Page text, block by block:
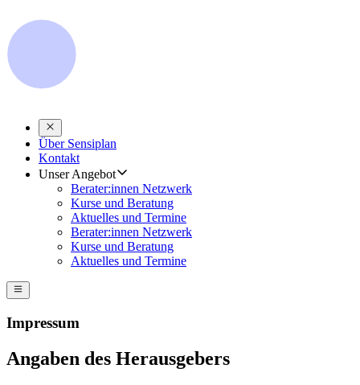
Über Sensiplan
Kontakt
Unser Angebot
Berater:innen Netzwerk
Kurse und Beratung
Aktuelles und Termine
Berater:innen Netzwerk
Kurse und Beratung
Aktuelles und Termine
Impressum
Angaben des Herausgebers